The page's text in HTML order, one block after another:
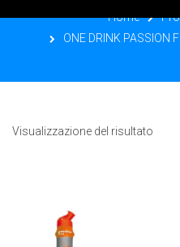
Home
ONE DRINK PASSION
Visualizzazione del risultato